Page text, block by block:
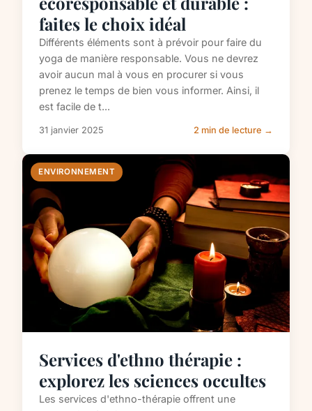
faites le choix idéal
Différents éléments sont à prévoir pour faire du
yoga de manière responsable. Vous ne devrez
avoir aucun mal à vous en procurer si vous
prenez le temps de bien vous informer. Ainsi, il
est facile de t...
31 janvier 2025 2 min de lecture →
ENVIRONNEMENT
Services d'ethno thérapie :
explorez les sciences occultes
Les services d'ethno-thérapie offrent une